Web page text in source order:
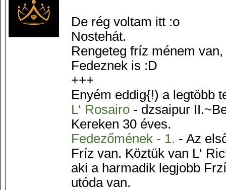
De rég voltam itt :o
Nostehát.
Rengeteg fríz ménem
Fedeznek is :D
+++
Enyém eddig{!) a legtöbb
L‘ Rosairo- dzsaipur
Kereken 30 éves.
Fedezőmének - 1. - Az
Fríz van. Köztük van L‘
aki a harmadik legjobb
utóda van.